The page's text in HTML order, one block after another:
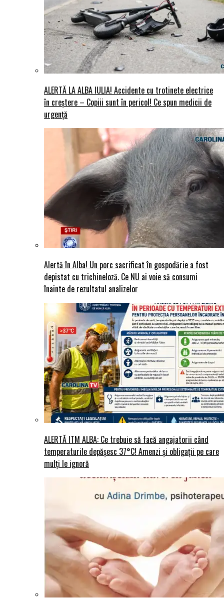
ALERTĂ LA ALBA IULIA! Accidente cu trotinete electrice
în creștere – Copiii sunt în pericol! Ce spun medicii de
urgență
Alertă în Alba! Un porc sacrificat în gospodărie a fost
depistat cu trichineloză. Ce NU ai voie să consumi
înainte de rezultatul analizelor
ALERTĂ ITM ALBA: Ce trebuie să facă angajatorii când
temperaturile depășesc 37°C! Amenzi și obligații pe care
mulți le ignoră